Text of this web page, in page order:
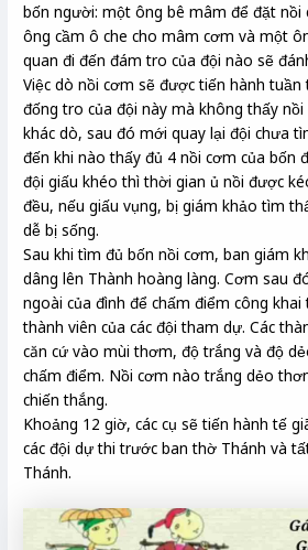
bốn người: một ông bê mâm để đặt nồi
ông cầm ô che cho mâm cơm và một
quan đi đến đám tro của đội nào sẽ
Việc dò nồi cơm sẽ được tiến hành tuần
đống tro của đội này mà không thấy
khác dò, sau đó mới quay lại đội chưa
đến khi nào thấy đủ 4 nồi cơm của bốn
đội giấu khéo thì thời gian ủ nồi được
đều, nếu giấu vụng, bị giám khảo tìm
dễ bị sống.
Sau khi tìm đủ bốn nồi cơm, ban giám
dâng lên Thành hoàng làng. Cơm sau
ngoài của đình để chấm điểm công
thành viên của các đội tham dự. Các
căn cứ vào mùi thơm, độ trắng và độ
chấm điểm. Nồi cơm nào trắng dẻo
chiến thắng.
Khoảng 12 giờ, các cụ sẽ tiến hành tế
các đội dự thi trước ban thờ Thánh và
Thánh.